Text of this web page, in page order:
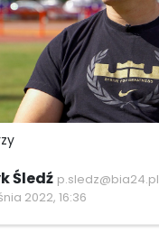
Śledź p.sledz@bia24.pl
2022, 16:36